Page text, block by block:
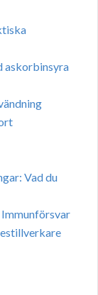
askorbinsyra
Vad du